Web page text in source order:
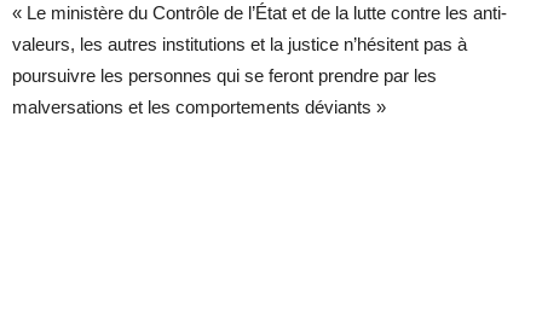
« Le ministère du Contrôle de l’État et de la lutte contre les anti-
valeurs, les autres institutions et la justice n’hésitent pas à
poursuivre les personnes qui se feront prendre par les
malversations et les comportements déviants »